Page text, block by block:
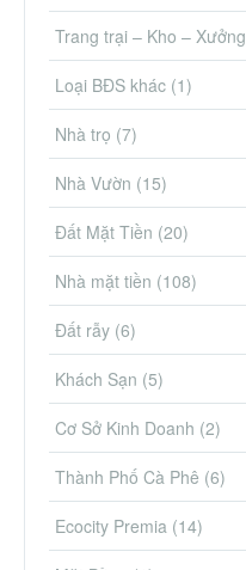
Trang trại – Kho – Xưởng
Loại BĐS khác (1)
Nhà trọ (7)
Nhà Vườn (15)
Đất Mặt Tiền (20)
Nhà mặt tiền (108)
Đất rẫy (6)
Khách Sạn (5)
Cơ Sở Kinh Doanh (2)
Thành Phố Cà Phê (6)
Ecocity Premia (14)